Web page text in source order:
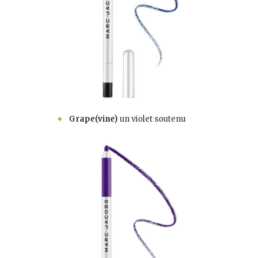
Grape(vine) un violet soutenu